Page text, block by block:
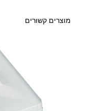
מוצרים קשורים